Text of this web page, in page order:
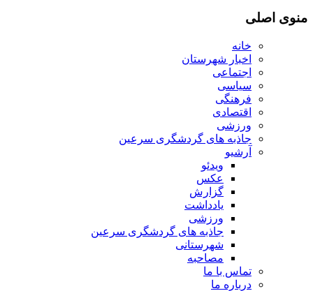
منوی اصلی
خانه
اخبار شهرستان
اجتماعی
سیاسی
فرهنگی
اقتصادی
ورزشی
جاذبه های گردشگری سرعین
آرشیو
ویدئو
عکس
گزارش
یادداشت
ورزشی
جاذبه های گردشگری سرعین
شهرستانی
مصاحبه
تماس با ما
درباره ما